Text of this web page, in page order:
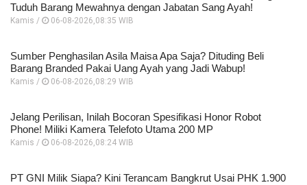
Tuduh Barang Mewahnya dengan Jabatan Sang Ayah!
Kamis / 06-08-2026,08:35 WIB
Sumber Penghasilan Asila Maisa Apa Saja? Dituding Beli
Barang Branded Pakai Uang Ayah yang Jadi Wabup!
Kamis / 06-08-2026,08:29 WIB
Jelang Perilisan, Inilah Bocoran Spesifikasi Honor Robot
Phone! Miliki Kamera Telefoto Utama 200 MP
Kamis / 06-08-2026,08:24 WIB
PT GNI Milik Siapa? Kini Terancam Bangkrut Usai PHK 1.900